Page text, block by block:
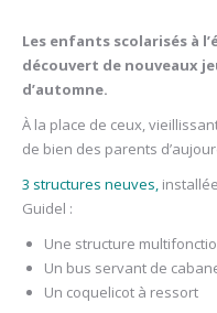
Les enfants scolarisés à
découvert de nouveaux
d’automne.
À la place de ceux,
de bien des parents
3 structures neuves,
Guidel :
Une structure
Un bus servant de
Un coquelicot à ressort